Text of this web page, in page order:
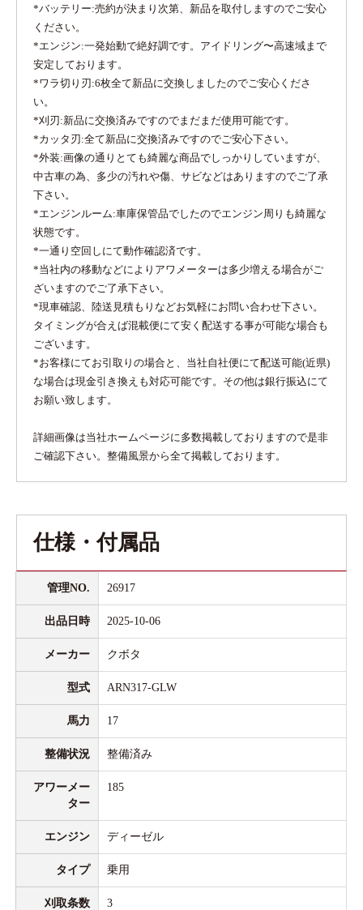
*バッテリー:売約が決まり次第、新品を取付しますのでご安心
ください。
*エンジン:一発始動で絶好調です。アイドリング〜高速域まで
安定しております。
*ワラ切り刃:6枚全て新品に交換しましたのでご安心くださ
い。
*刈刃:新品に交換済みですのでまだまだ使用可能です。
*カッタ刃:全て新品に交換済みですのでご安心下さい。
*外装:画像の通りとても綺麗な商品でしっかりしていますが、
中古車の為、多少の汚れや傷、サビなどはありますのでご了承
下さい。
*エンジンルーム:車庫保管品でしたのでエンジン周りも綺麗な
状態です。
*一通り空回しにて動作確認済です。
*当社内の移動などによりアワメーターは多少増える場合がご
ざいますのでご了承下さい。
*現車確認、陸送見積もりなどお気軽にお問い合わせ下さい。
タイミングが合えば混載便にて安く配送する事が可能な場合も
ございます。
*お客様にてお引取りの場合と、当社自社便にて配送可能(近県)
な場合は現金引き換えも対応可能です。その他は銀行振込にて
お願い致します。
詳細画像は当社ホームページに多数掲載しておりますので是非
ご確認下さい。整備風景から全て掲載しております。
仕様・付属品
管理NO. 26917
出品日時 2025-10-06
メーカー クボタ
型式 ARN317-GLW
馬力 17
整備状況 整備済み
アワーメー
ター
185
エンジン ディーゼル
タイプ 乗用
刈取条数 3